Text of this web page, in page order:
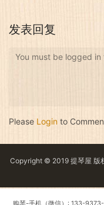
发表回复
You must be logged
Please Login to
Copyright © 2019 提琴屋 版
购琴-手机（微信）: 133-